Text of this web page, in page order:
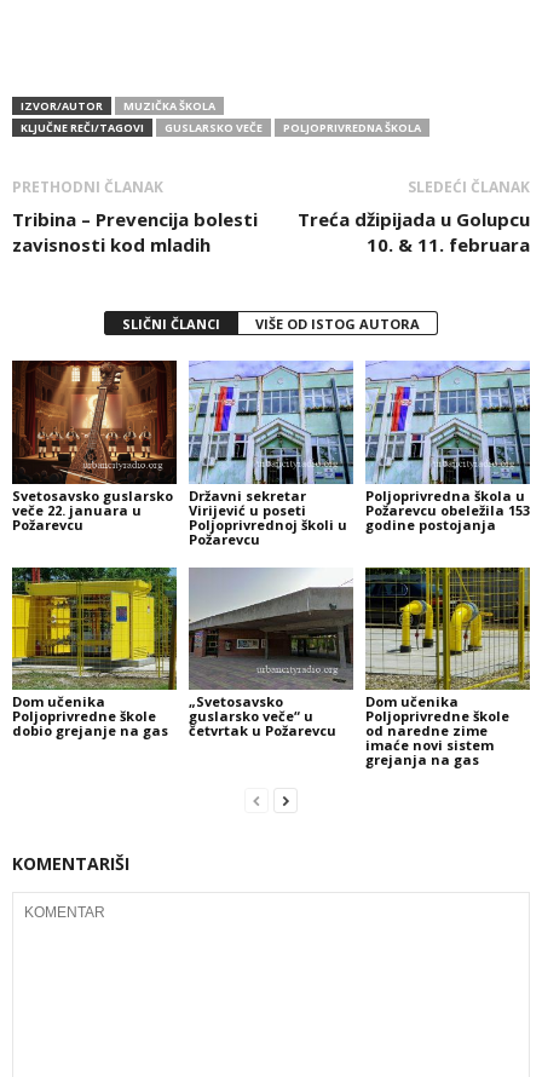
IZVOR/AUTOR
MUZIČKA ŠKOLA
KLJUČNE REČI/TAGOVI
GUSLARSKO VEČE POLJOPRIVREDNA ŠKOLA
PRETHODNI ČLANAK
Tribina – Prevencija bolesti
zavisnosti kod mladih
SLEDEĆI ČLANAK
Treća džipijada u Golupcu
10. & 11. februara
SLIČNI ČLANCI VIŠE OD ISTOG AUTORA
Svetosavsko guslarsko
veče 22. januara u
Požarevcu
Državni sekretar
Virijević u poseti
Poljoprivrednoj školi u
Požarevcu
Poljoprivredna škola u
Požarevcu obeležila 153
godine postojanja
Dom učenika
Poljoprivredne škole
dobio grejanje na gas
„Svetosavsko
guslarsko veče“ u
četvrtak u Požarevcu
Dom učenika
Poljoprivredne škole
od naredne zime
imaće novi sistem
grejanja na gas
KOMENTARIŠI